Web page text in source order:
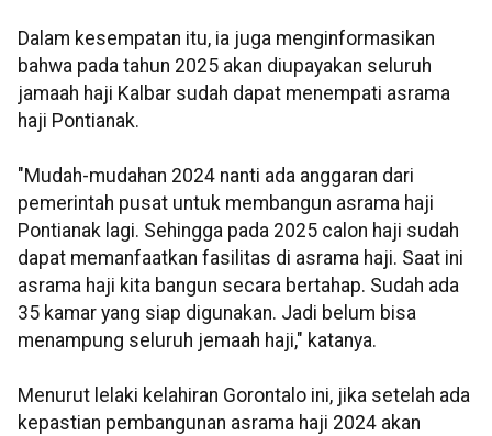
Dalam kesempatan itu, ia juga menginformasikan
bahwa pada tahun 2025 akan diupayakan seluruh
jamaah haji Kalbar sudah dapat menempati asrama
haji Pontianak.
"Mudah-mudahan 2024 nanti ada anggaran dari
pemerintah pusat untuk membangun asrama haji
Pontianak lagi. Sehingga pada 2025 calon haji sudah
dapat memanfaatkan fasilitas di asrama haji. Saat ini
asrama haji kita bangun secara bertahap. Sudah ada
35 kamar yang siap digunakan. Jadi belum bisa
menampung seluruh jemaah haji," katanya.
Menurut lelaki kelahiran Gorontalo ini, jika setelah ada
kepastian pembangunan asrama haji 2024 akan